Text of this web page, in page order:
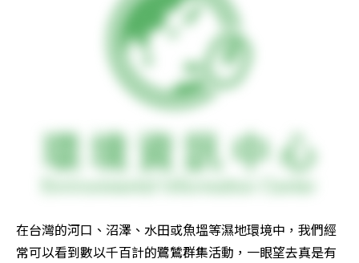
在台灣的河口、沼澤、水田或魚塭等濕地環境中，我們經
常可以看到數以千百計的鷺鷥群集活動，一眼望去真是有